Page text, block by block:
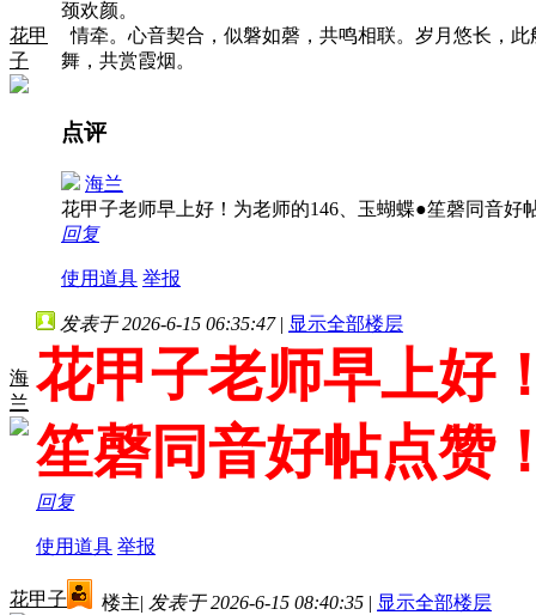
花甲
子
颈欢颜。
情牵。心音契合，似磐如磬，共鸣相联。岁月悠长，
舞，共赏霞烟。
点评
海兰
花甲子老师早上好！为老师的146、玉蝴蝶●笙磬同音
回复
使用道具 举报
海
兰
发表于 2026-6-15 06:35:47 | 显示全部楼层
花甲子老师早上好
笙磬同音好帖点赞
回复
使用道具 举报
花甲子 楼主| 发表于 2026-6-15 08:40:35 | 显示全部楼层